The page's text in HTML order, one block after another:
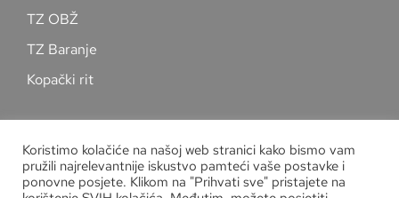
TZ OBŽ
TZ Baranje
Kopački rit
Koristimo kolačiće na našoj web stranici kako bismo vam
pružili najrelevantnije iskustvo pamteći vaše postavke i
ponovne posjete. Klikom na "Prihvati sve" pristajete na